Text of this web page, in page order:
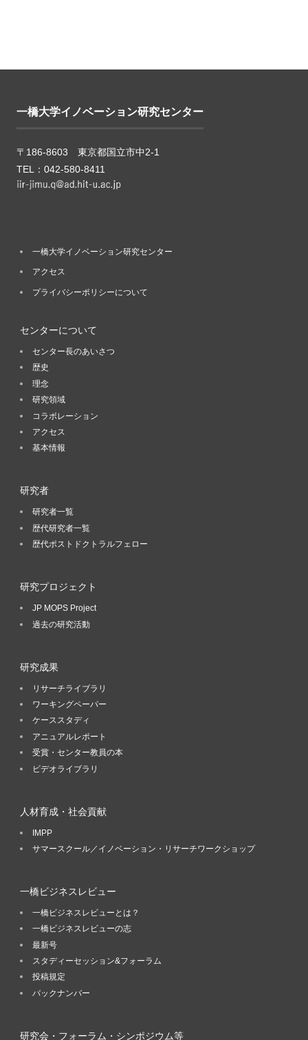
一橋大学イノベーション研究センター
〒186-8603 東京都国立市中2-1
TEL：042-580-8411
一橋大学イノベーション研究センター
アクセス
プライバシーポリシーについて
センターについて
センター長のあいさつ
歴史
理念
研究領域
コラボレーション
アクセス
基本情報
研究者
研究者一覧
歴代研究者一覧
歴代ポストドクトラルフェロー
研究プロジェクト
JP MOPS Project
過去の研究活動
研究成果
リサーチライブラリ
ワーキングペーパー
ケーススタディ
アニュアルレポート
受賞・センター教員の本
ビデオライブラリ
人材育成・社会貢献
IMPP
サマースクール／イノベーション・リサーチワークショップ
一橋ビジネスレビュー
一橋ビジネスレビューとは？
一橋ビジネスレビューの志
最新号
スタディーセッション&フォーラム
投稿規定
バックナンバー
研究会・フォーラム・シンポジウム等